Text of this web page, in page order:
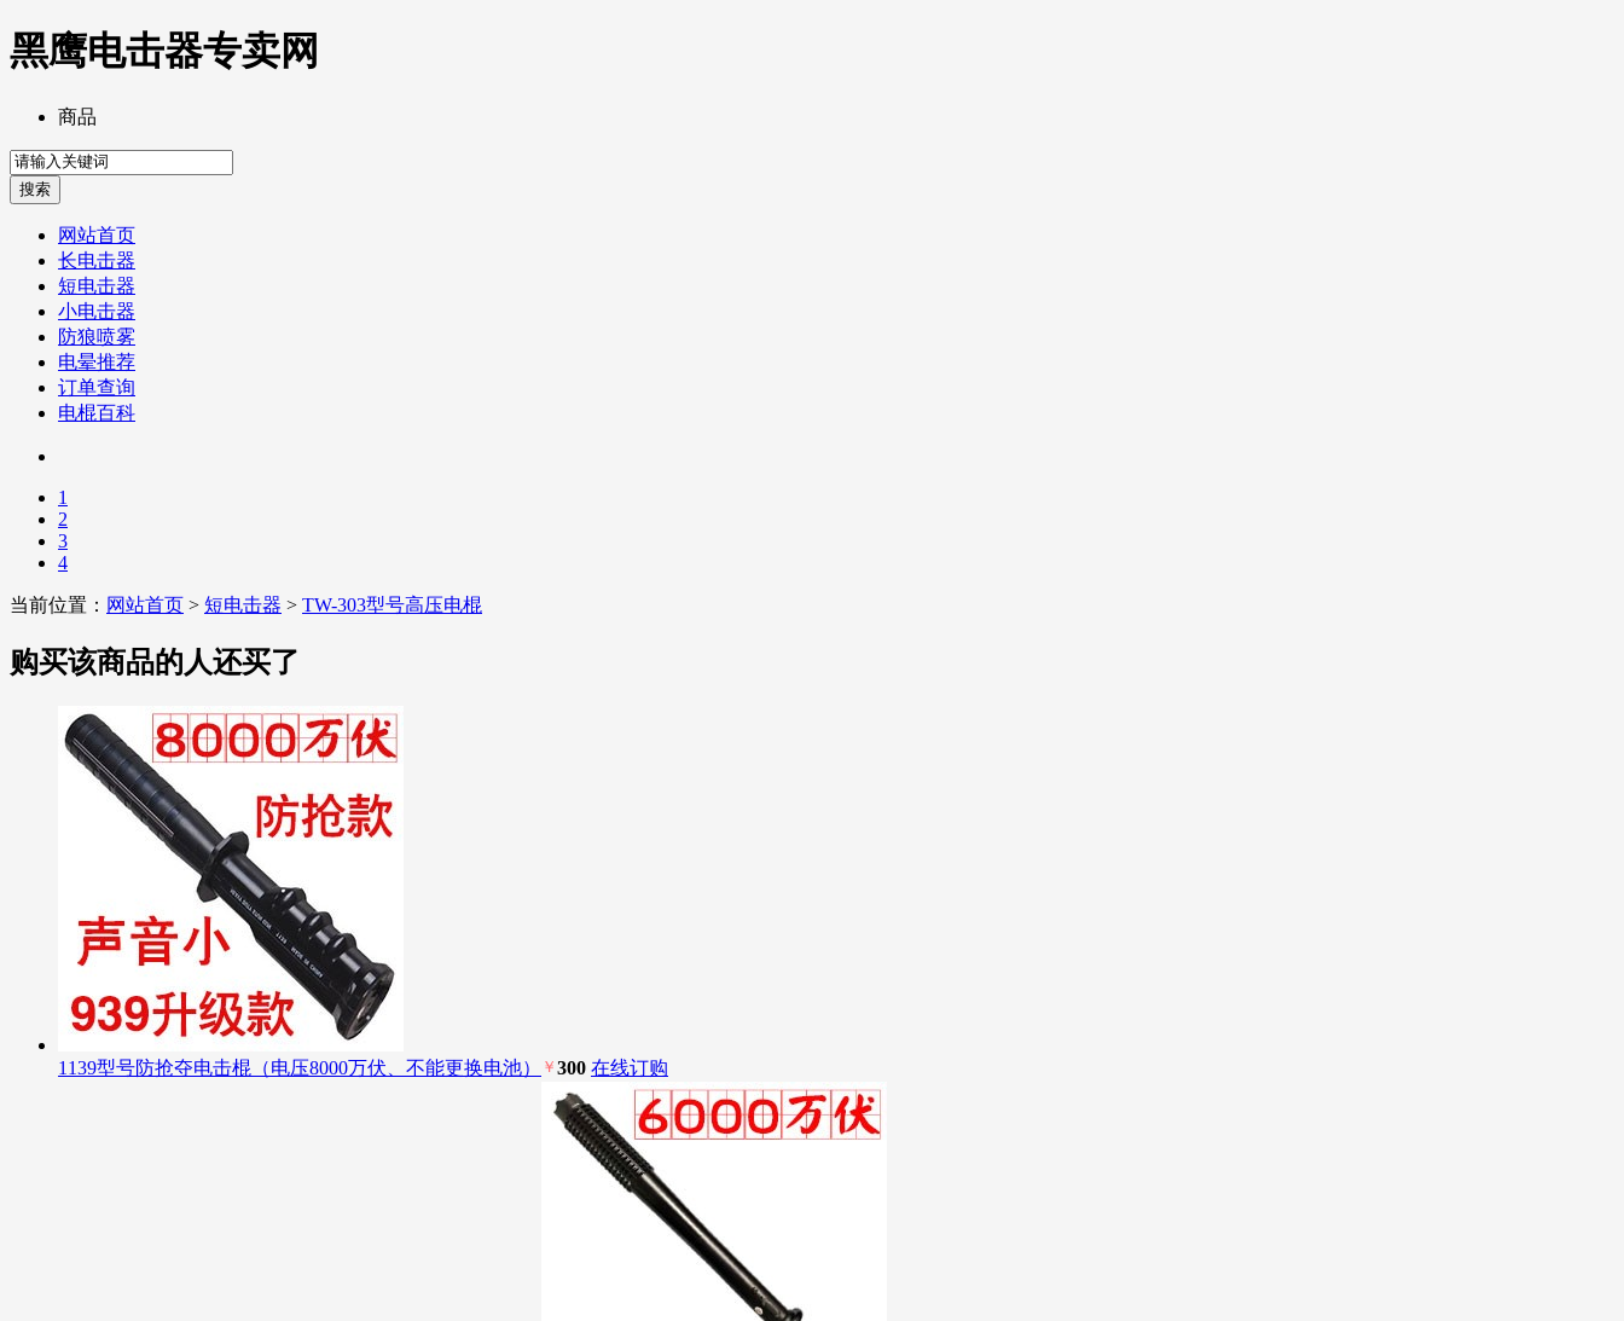
黑鹰电击器专卖网
商品
网站首页
长电击器
短电击器
小电击器
防狼喷雾
电晕推荐
订单查询
电棍百科
1
2
3
4
当前位置： 网站首页 > 短电击器 > TW-303型号高压电棍
购买该商品的人还买了
1139型号防抢夺电击棍（电压8000万伏、不能更换电池） ￥ 300 在线订购